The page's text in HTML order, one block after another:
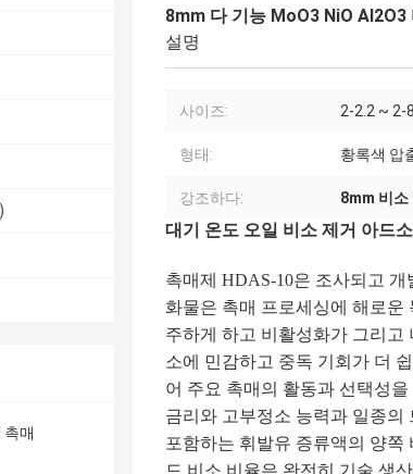
매
8mm 다 기능 MoO3 NiO Al2O3
설명
사이즈: 2-2.2 ~ 2-
형태: 황록색 압
강조하다: 8mm 비소
대기 온도 오일 비소 제거 아드소
촉매제 HDAS-10은 조사되고
화물은 촉매 프로세싱에 해로
주하게 하고 비활성화가 그리고
소에 민감하고 중독 기회가 더
어 주요 촉매의 활동과 선택성
금리와 고부정소 능력과 일종의
포함하는 휘발유 증류액의 양쪽